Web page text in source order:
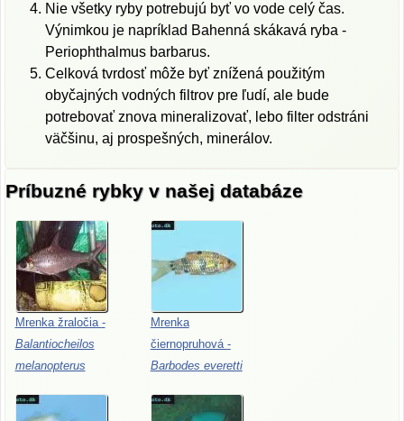
Nie všetky ryby potrebujú byť vo vode celý čas.
Výnimkou je napríklad Bahenná skákavá ryba -
Periophthalmus barbarus.
Celková tvrdosť môže byť znížená použitým
obyčajných vodných filtrov pre ľudí, ale bude
potrebovať znova mineralizovať, lebo filter odstráni
väčšinu, aj prospešných, minerálov.
Príbuzné rybky v našej databáze
Mrenka žraločia -
Balantiocheilos
melanopterus
Mrenka
čiernopruhová -
Barbodes everetti